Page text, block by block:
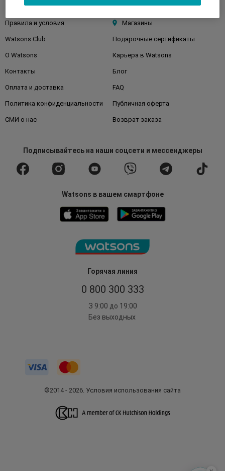
Горячая линия
0 800 300 333
З 9:00 до 19:00
Без выходных
Клиентам
Правила и условия Магазины
Watsons Club Подарочные сертификаты
О Watsons Карьера в Watsons
Контакты Блог
Оплата и доставка FAQ
Политика конфиденциальности Публичная оферта
СМИ о нас Возврат заказа
Подписывайтесьна наши соцсети и мессенджеры
Watsons в вашем смартфоне
©2014 - 2026. Условия использования сайта